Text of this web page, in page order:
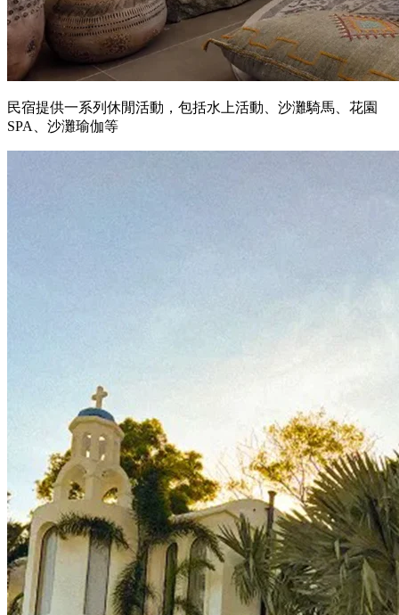
民宿提供一系列休閒活動，包括水上活動、沙灘騎馬、花園
SPA、沙灘瑜伽等